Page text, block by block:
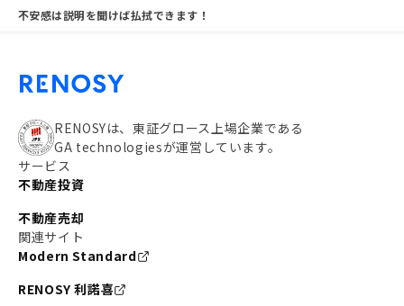
不安感は説明を聞けば払拭できます！
RENOSYは、東証グロース上場企業である
GA technologiesが運営しています。
サービス
不動産投資
不動産売却
関連サイト
Modern Standard
RENOSY 利諾喜